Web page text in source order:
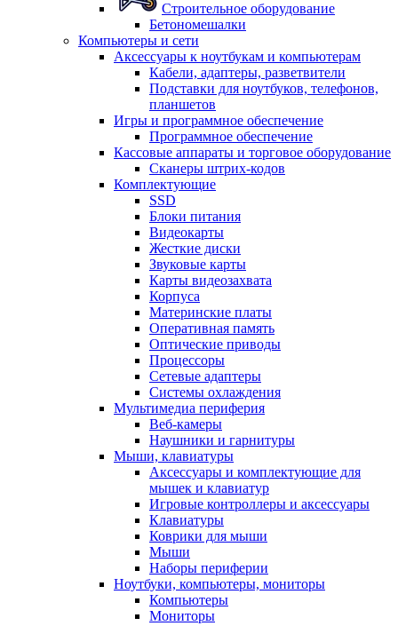
Строительное оборудование
Бетономешалки
Компьютеры и сети
Аксессуары к ноутбукам и компьютерам
Кабели, адаптеры, разветвители
Подставки для ноутбуков, телефонов,
планшетов
Игры и программное обеспечение
Программное обеспечение
Кассовые аппараты и торговое оборудование
Сканеры штрих-кодов
Комплектующие
SSD
Блоки питания
Видеокарты
Жесткие диски
Звуковые карты
Карты видеозахвата
Корпуса
Материнские платы
Оперативная память
Оптические приводы
Процессоры
Сетевые адаптеры
Системы охлаждения
Мультимедиа периферия
Веб-камеры
Наушники и гарнитуры
Мыши, клавиатуры
Аксессуары и комплектующие для
мышек и клавиатур
Игровые контроллеры и аксессуары
Клавиатуры
Коврики для мыши
Мыши
Наборы периферии
Ноутбуки, компьютеры, мониторы
Компьютеры
Мониторы